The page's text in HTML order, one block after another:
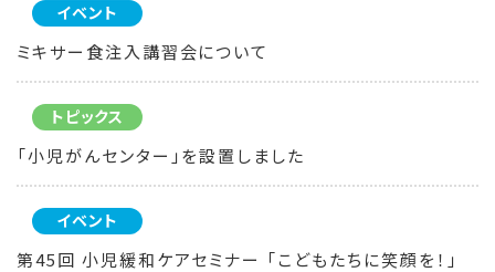
イベント
ミキサー食注入講習会について
トピックス
「小児がんセンター」を設置しました
イベント
第45回 小児緩和ケアセミナー 「こどもたちに笑顔を！」